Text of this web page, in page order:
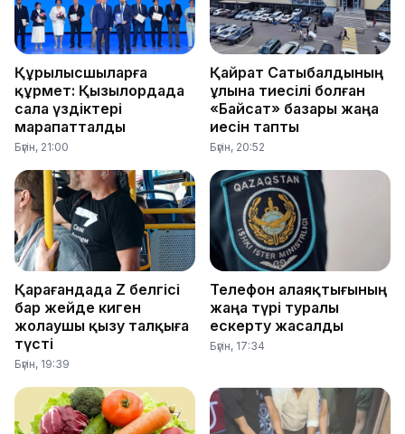
Құрылысшыларға
құрмет: Қызылордада
сала үздіктері
марапатталды
Бүгін, 21:00
Қайрат Сатыбалдының
ұлына тиесілі болған
«Байсат» базары жаңа
иесін тапты
Бүгін, 20:52
Қарағандада Z белгісі
бар жейде киген
жолаушы қызу талқыға
түсті
Бүгін, 19:39
Телефон алаяқтығының
жаңа түрі туралы
ескерту жасалды
Бүгін, 17:34